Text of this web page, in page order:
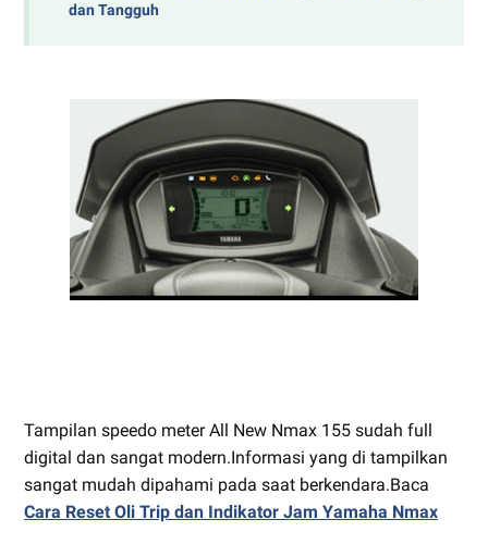
dan Tangguh
Tampilan speedo meter All New Nmax 155 sudah full
digital dan sangat modern.Informasi yang di tampilkan
sangat mudah dipahami pada saat berkendara.Baca
Cara Reset Oli Trip dan Indikator Jam Yamaha Nmax